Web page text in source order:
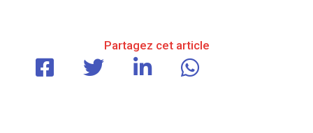
Partagez cet article